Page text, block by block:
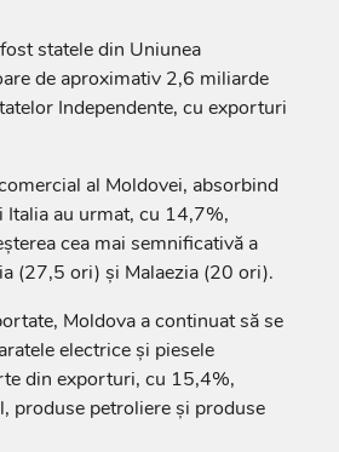
statele din Uniunea
de aproximativ 2,6 miliarde
Independente, cu exporturi
al Moldovei, absorbind
au urmat, cu 14,7%,
cea mai semnificativă a
(27,5 ori) și Malaezia (20 ori).
Moldova a continuat să se
electrice și piesele
din exporturi, cu 15,4%,
produse petroliere și produse